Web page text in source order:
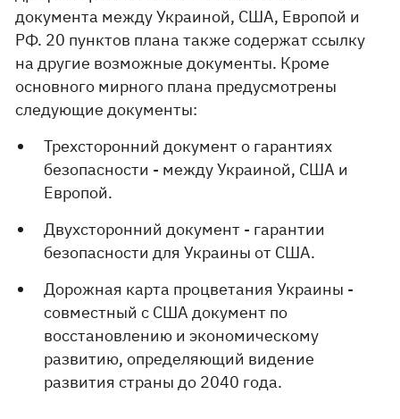
документа между Украиной, США, Европой и
РФ. 20 пунктов плана также содержат ссылку
на другие возможные документы. Кроме
основного мирного плана предусмотрены
следующие документы:
Трехсторонний документ о гарантиях
безопасности - между Украиной, США и
Европой.
Двухсторонний документ - гарантии
безопасности для Украины от США.
Дорожная карта процветания Украины -
совместный с США документ по
восстановлению и экономическому
развитию, определяющий видение
развития страны до 2040 года.